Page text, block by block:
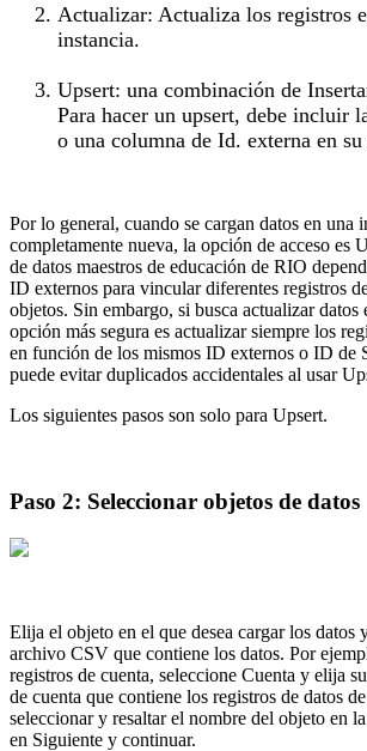
Actualizar: Actualiza los registros
instancia.
Upsert: una combinación de
Para hacer un upsert, debe incluir
o una columna de Id. externa en
Por lo general, cuando se cargan datos en una
completamente nueva, la opción de acceso es
de datos maestros de educación de RIO
ID externos para vincular diferentes registros
objetos. Sin embargo, si busca actualizar datos
opción más segura es actualizar siempre los
en función de los mismos ID externos o ID de
puede evitar duplicados accidentales al usar
Los siguientes pasos son solo para Upsert.
Paso 2: Seleccionar objetos de datos
Elija el objeto en el que desea cargar los datos
archivo CSV que contiene los datos. Por
registros de cuenta, seleccione Cuenta y elija
de cuenta que contiene los registros de datos
seleccionar y resaltar el nombre del objeto en
en Siguiente y continuar.